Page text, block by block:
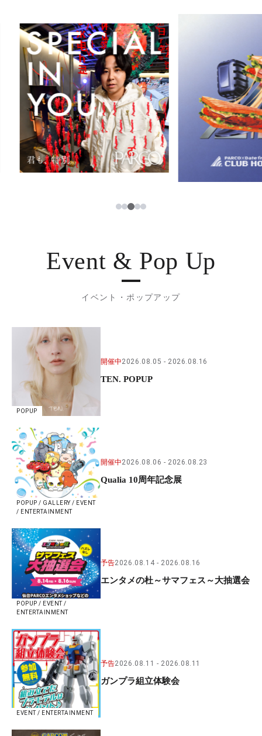
ニュース
レストラン・カフェ
TAX FREE
PARCOメンバーズ
JP
한국어
ภาษาไทย
日本語
1234
Event & Pop Up
イベント・ポップアップ
POPUP
開催中2026.08.05 2026.08.16
TEN. POPUP
POPUP / GALLERY / EVENT
/ ENTERTAINMENT
開催中2026.08.06 2026.08.23
Qualia 10周年記念展
POPUP / EVENT /
ENTERTAINMENT
予告2026.08.14 2026.08.16
エンタメの杜～サマフェス～大抽選会
EVENT / ENTERTAINMENT
予告2026.08.11 2026.08.11
ガンプラ組立体験会